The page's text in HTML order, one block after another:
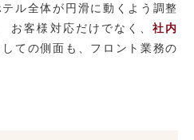
ル全体が円滑に動くよう調整
お客様対応だけでなく、社内
しての側面も、フロント業務の